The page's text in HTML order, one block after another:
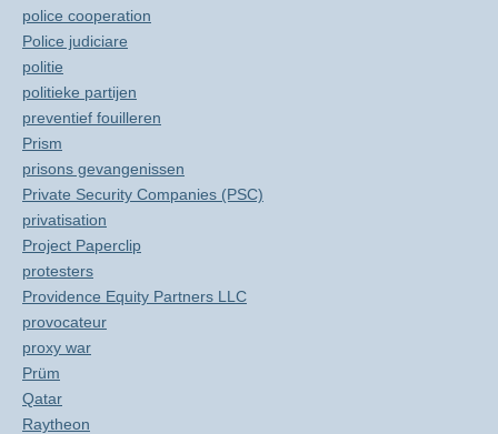
police cooperation
Police judiciare
politie
politieke partijen
preventief fouilleren
Prism
prisons gevangenissen
Private Security Companies (PSC)
privatisation
Project Paperclip
protesters
Providence Equity Partners LLC
provocateur
proxy war
Prüm
Qatar
Raytheon